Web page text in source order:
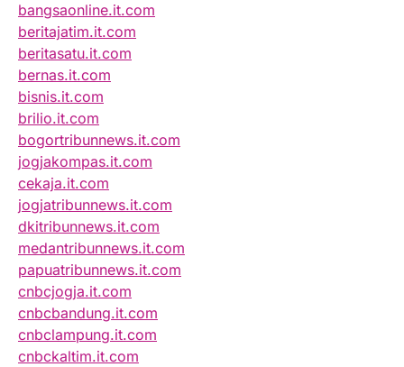
bangsaonline.it.com
beritajatim.it.com
beritasatu.it.com
bernas.it.com
bisnis.it.com
brilio.it.com
bogortribunnews.it.com
jogjakompas.it.com
cekaja.it.com
jogjatribunnews.it.com
dkitribunnews.it.com
medantribunnews.it.com
papuatribunnews.it.com
cnbcjogja.it.com
cnbcbandung.it.com
cnbclampung.it.com
cnbckaltim.it.com